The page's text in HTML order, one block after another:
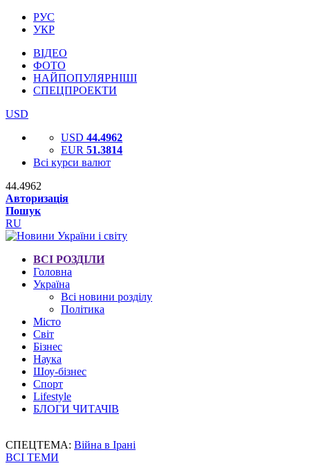
РУС
УКР
ВІДЕО
ФОТО
НАЙПОПУЛЯРНІШІ
СПЕЦПРОЕКТИ
USD
USD 44.4962
EUR 51.3814
Всі курси валют
44.4962
Авторизація
Пошук
RU
ВСІ РОЗДІЛИ
Головна
Україна
Всі новини розділу
Політика
Місто
Світ
Бізнес
Наука
Шоу-бізнес
Спорт
Lifestyle
БЛОГИ ЧИТАЧІВ
СПЕЦТЕМА: Війна в Ірані
ВСІ ТЕМИ